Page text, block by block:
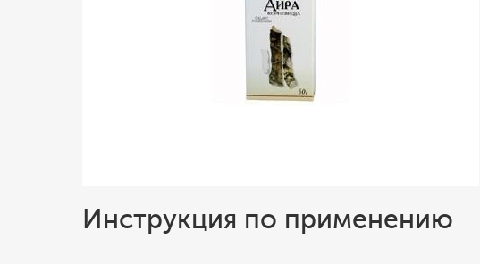
Инструкция по применению